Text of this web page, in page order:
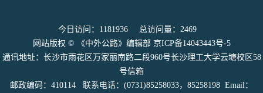
今日访问： 1181936 总访问量： 2469
网站版权 © 《中外公路》编辑部 京ICP备14043443号-5
通讯地址：长沙市雨花区万家丽南路二段960号长沙理工大学云塘校区58
号信箱
邮政编码：410114 联系电话：(0731)85258033，85258198 Email：